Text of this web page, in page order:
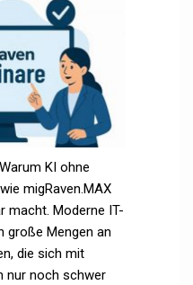
KI ohne
migRaven.MAX
macht. Moderne IT-
große Mengen an
die sich mit
nur noch schwer